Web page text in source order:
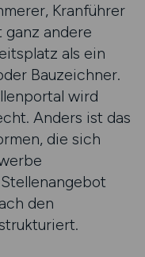
Kranführer
ganz andere
als ein
Bauzeichner.
wird
Anders ist das
die sich
den